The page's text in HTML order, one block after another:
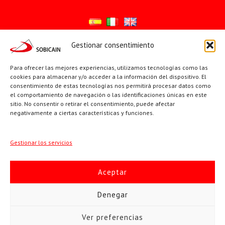
Gestionar consentimiento
Para ofrecer las mejores experiencias, utilizamos tecnologías como las
cookies para almacenar y/o acceder a la información del dispositivo. El
consentimiento de estas tecnologías nos permitirá procesar datos como
el comportamiento de navegación o las identificaciones únicas en este
sitio. No consentir o retirar el consentimiento, puede afectar
negativamente a ciertas características y funciones.
Gestionar los servicios
Aceptar
Denegar
Ver preferencias
YouTube
X Facebook
PÁGINAS INSTITUCIONALES
SOBICAIN / Sociedad Bíblica Católica Internacional · C/ Protasio